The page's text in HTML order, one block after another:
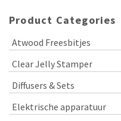
Product Categories
Atwood Freesbitjes
Clear Jelly Stamper
Diffusers & Sets
Elektrische apparatuur